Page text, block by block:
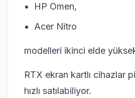
HP Omen,
Acer Nitro
modelleri ikinci elde
RTX ekran kartlı cihazlar
hızlı satılabiliyor.